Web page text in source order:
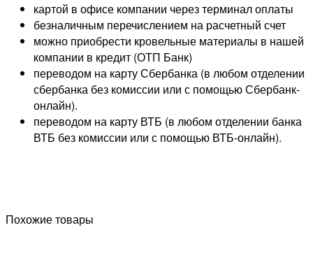
картой в офисе компании через терминал оплаты
безналичным перечислением на расчетный счет
можно приобрести кровельные материалы в нашей
компании в кредит (ОТП Банк)
переводом на картуСбербанка (в любом отделении
сбербанка без комиссии или с помощьюСбербанк-
онлайн).
переводом на карту ВТБ (в любом отделении банка
ВТБ без комиссии или с помощью ВТБ-онлайн).
Похожие товары